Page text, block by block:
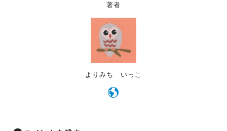
著者
よりみち いっこ